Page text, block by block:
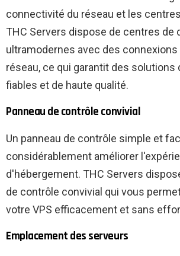
connectivité du réseau et les
THC Servers dispose de centres de
ultramodernes avec des
réseau, ce qui garantit des
fiables et de haute qualité.
Panneau de contrôle convivial
Un panneau de contrôle simple et
considérablement améliorer
d'hébergement. THC Servers
de contrôle convivial qui vous
votre VPS efficacement et sans
Emplacement des serveurs